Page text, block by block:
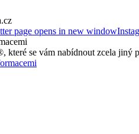
page opens in new window
se vám nabídnout zcela jiný